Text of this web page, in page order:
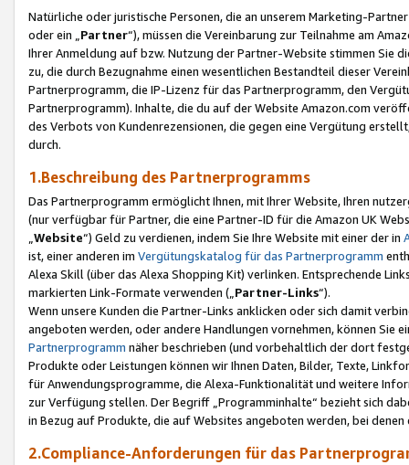
Natürliche oder juristische Personen, die an unserem Marketing-
oder ein „Partner“), müssen die Vereinbarung zur Teilnahme am
Ihrer Anmeldung auf bzw. Nutzung der Partner-Website stimmen Sie
zu, die durch Bezugnahme einen wesentlichen Bestandteil dieser
Partnerprogramm, die IP-Lizenz für das Partnerprogramm, den
Partnerprogramm). Inhalte, die du auf der Website Amazon.com
des Verbots von Kundenrezensionen, die gegen eine Vergütung
durch.
1.Beschreibung des Partnerprogramms
Das Partnerprogramm ermöglicht Ihnen, mit Ihrer Website, Ihren
(nur verfügbar für Partner, die eine Partner-ID für die Amazon UK
Website“) Geld zu verdienen, indem Sie Ihre Website mit einer der in
ist, einer anderen im Vergütungskatalog für das Partnerprogramm
Alexa Skill (über das Alexa Shopping Kit) verlinken. Entsprechende
markierten Link-Formate verwenden („ Partner-Links“).
Wenn unsere Kunden die Partner-Links anklicken oder sich damit
angeboten werden, oder andere Handlungen vornehmen, können Sie
Partnerprogramm näher beschrieben (und vorbehaltlich der dort
Produkte oder Leistungen können wir Ihnen Daten, Bilder, Texte,
für Anwendungsprogramme, die Alexa-Funktionalität und weitere
zur Verfügung stellen. Der Begriff „Programminhalte“ bezieht sich
in Bezug auf Produkte, die auf Websites angeboten werden, bei
2.Compliance-Anforderungen für das